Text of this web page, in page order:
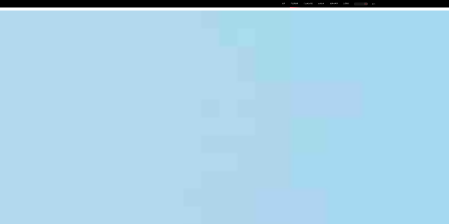
首页 产品及服务 行业解决方案 合作伙伴 投资者关系 关于我们 中EN